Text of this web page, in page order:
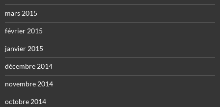
mars 2015
février 2015
janvier 2015
décembre 2014
novembre 2014
octobre 2014